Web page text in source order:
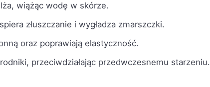
wiążąc wodę w skórze.
złuszczanie i wygładza zmarszczki.
oraz poprawiają elastyczność.
przeciwdziałając przedwczesnemu starzeniu.